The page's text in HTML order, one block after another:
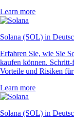
Learn more
Solana (SOL) in
Erfahren Sie, wie Sie
kaufen können.
Vorteile und Risiken
Learn more
Solana (SOL) in